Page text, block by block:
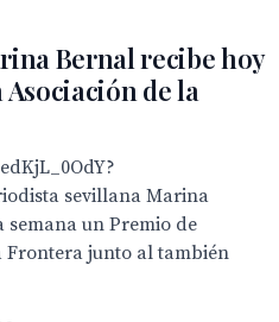
Bernal recibe hoy
de la
sevillana Marina
un Premio de
Frontera junto al también